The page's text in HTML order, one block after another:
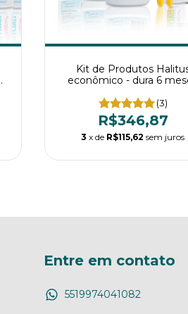
Kit de Produtos
econômico - dura 6
(3)
R$346,87
3 x de R$115,62 sem juros
Entre em contato
5519974041082